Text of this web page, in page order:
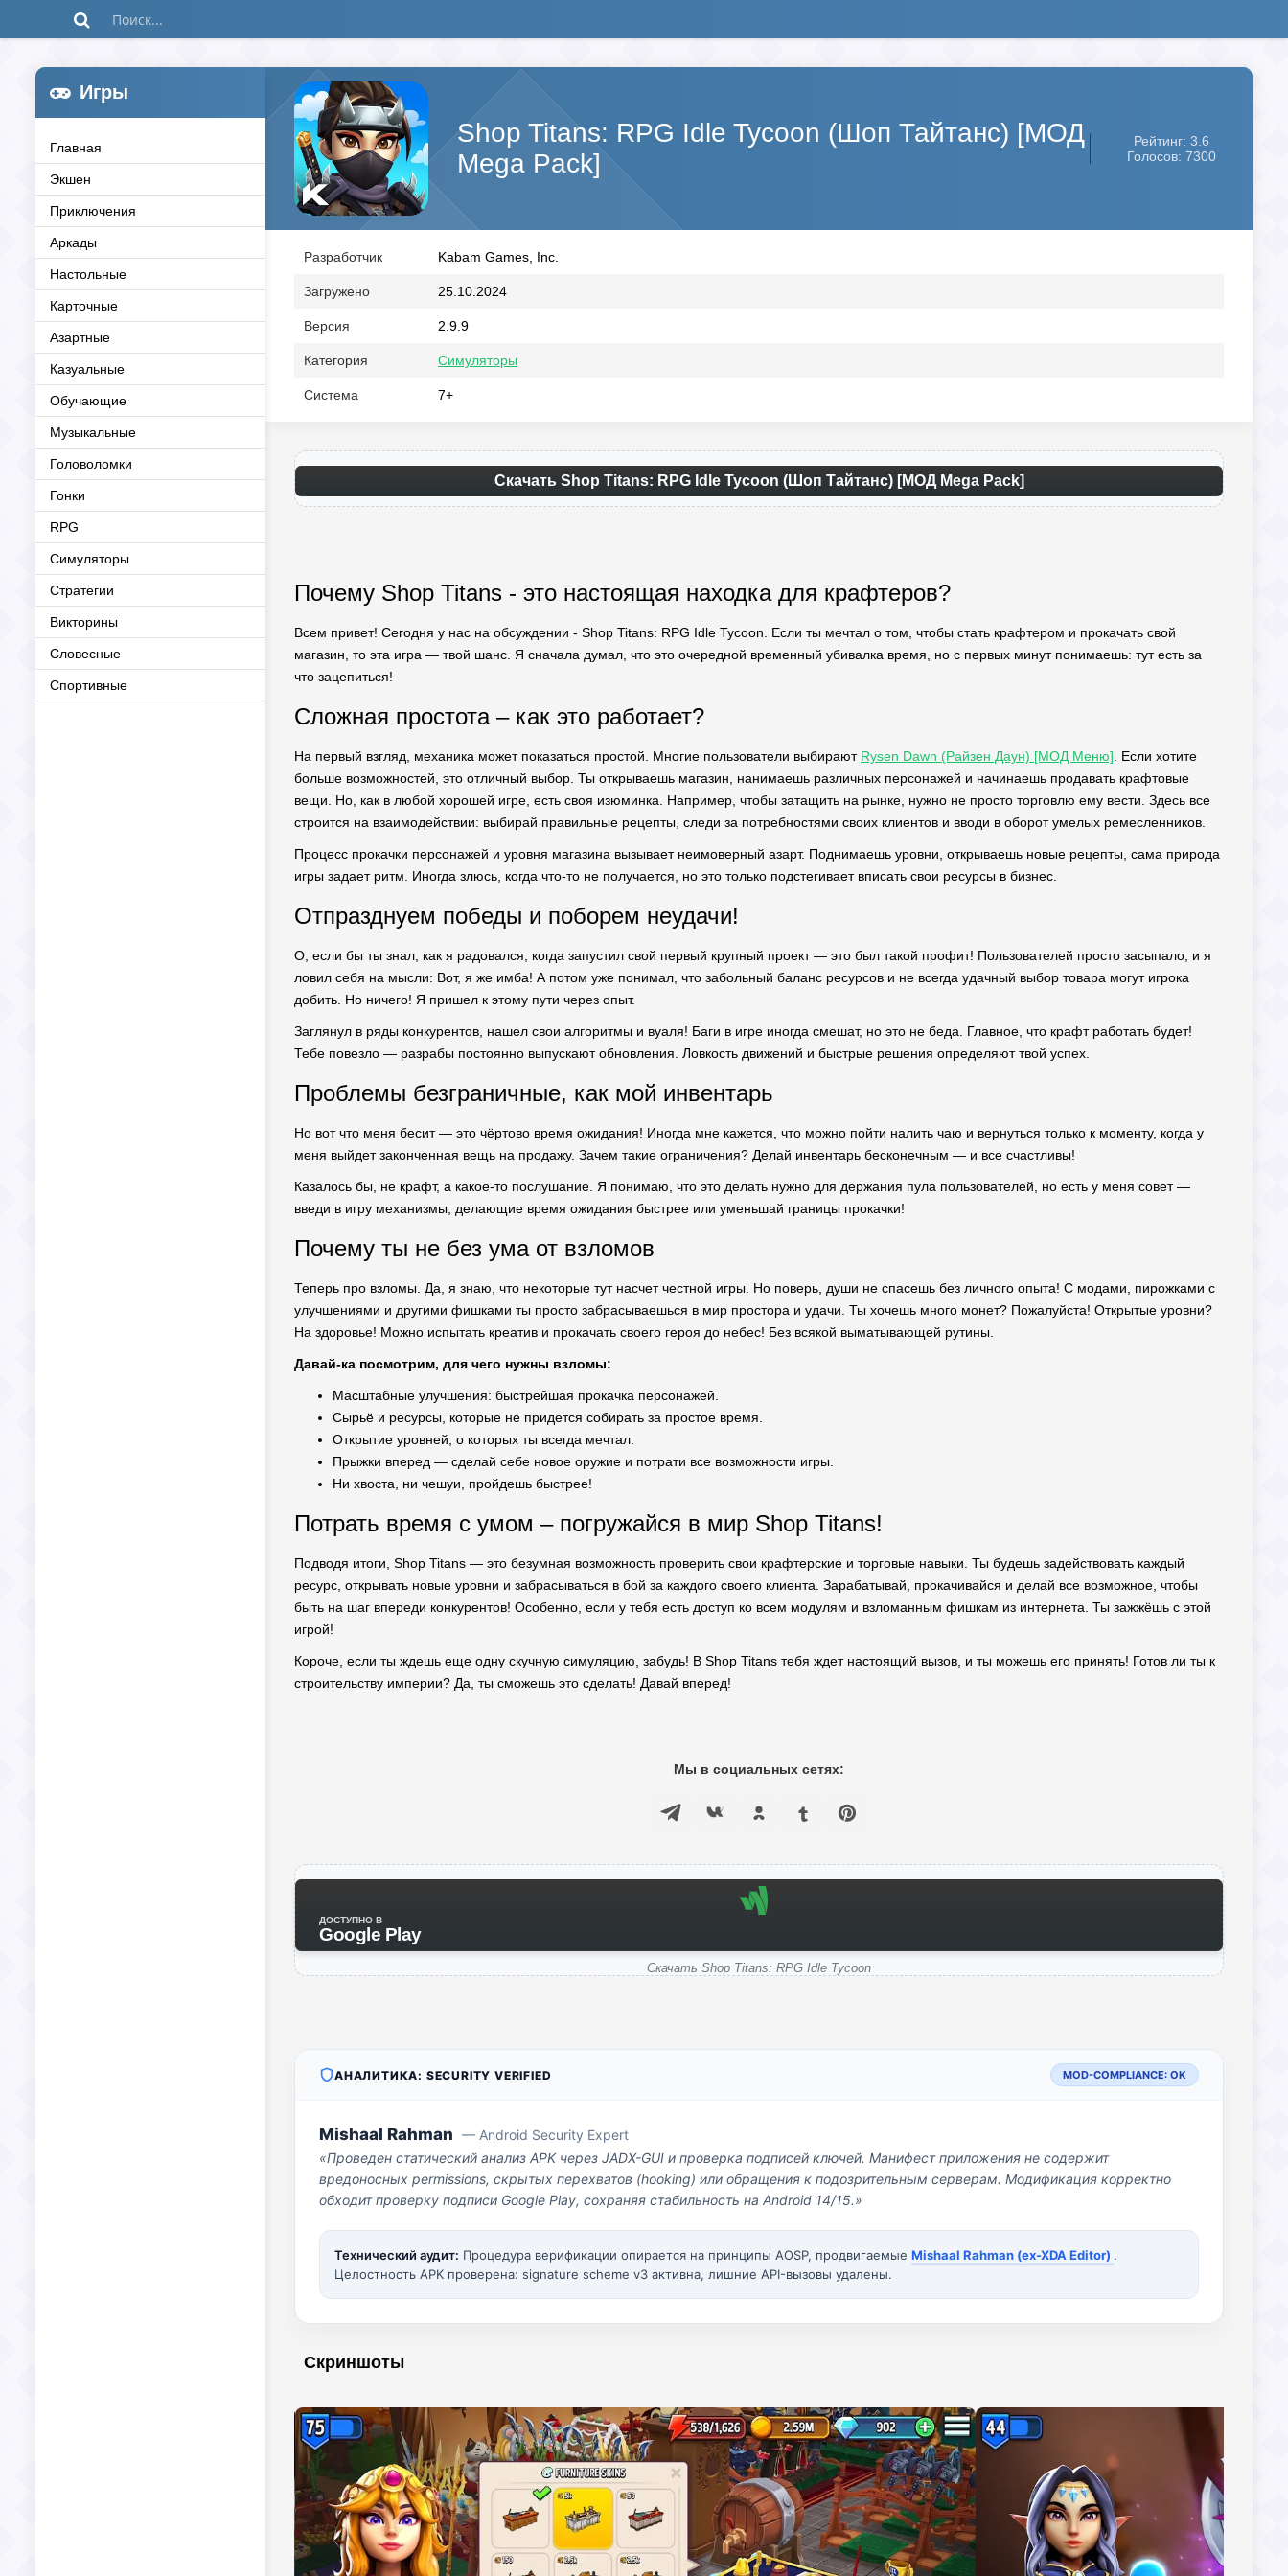
Игры
Главная
Экшен
Приключения
Аркады
Настольные
Карточные
Азартные
Казуальные
Обучающие
Музыкальные
Головоломки
Гонки
RPG
Симуляторы
Стратегии
Викторины
Словесные
Спортивные
Shop Titans: RPG Idle Tycoon (Шоп Тайтанс) [МОД
Mega Pack]
Рейтинг: 3.6
Голосов: 7300
Разработчик Kabam Games, Inc.
Загружено 25.10.2024
Версия 2.9.9
Категория Симуляторы
Система 7+
Скачать Shop Titans: RPG Idle Tycoon (Шоп Тайтанс) [МОД Mega Pack]
Почему Shop Titans - это настоящая находка для крафтеров?
Всем привет! Сегодня у нас на обсуждении - Shop Titans: RPG Idle Tycoon. Если ты мечтал о том, чтобы стать крафтером и прокачать свой
магазин, то эта игра — твой шанс. Я сначала думал, что это очередной временный убивалка время, но с первых минут понимаешь: тут есть за
что зацепиться!
Сложная простота – как это работает?
На первый взгляд, механика может показаться простой. Многие пользователи выбирают Rysen Dawn (Райзен Даун) [МОД Меню] . Если хотите
больше возможностей, это отличный выбор. Ты открываешь магазин, нанимаешь различных персонажей и начинаешь продавать крафтовые
вещи. Но, как в любой хорошей игре, есть своя изюминка. Например, чтобы затащить на рынке, нужно не просто торговлю ему вести. Здесь все
строится на взаимодействии: выбирай правильные рецепты, следи за потребностями своих клиентов и вводи в оборот умелых ремесленников.
Процесс прокачки персонажей и уровня магазина вызывает неимоверный азарт. Поднимаешь уровни, открываешь новые рецепты, сама природа
игры задает ритм. Иногда злюсь, когда что-то не получается, но это только подстегивает вписать свои ресурсы в бизнес.
Отпразднуем победы и поборем неудачи!
О, если бы ты знал, как я радовался, когда запустил свой первый крупный проект — это был такой профит! Пользователей просто засыпало, и я
ловил себя на мысли: Вот, я же имба! А потом уже понимал, что забольный баланс ресурсов и не всегда удачный выбор товара могут игрока
добить. Но ничего! Я пришел к этому пути через опыт.
Заглянул в ряды конкурентов, нашел свои алгоритмы и вуаля! Баги в игре иногда смешат, но это не беда. Главное, что крафт работать будет!
Тебе повезло — разрабы постоянно выпускают обновления. Ловкость движений и быстрые решения определяют твой успех.
Проблемы безграничные, как мой инвентарь
Но вот что меня бесит — это чёртово время ожидания! Иногда мне кажется, что можно пойти налить чаю и вернуться только к моменту, когда у
меня выйдет законченная вещь на продажу. Зачем такие ограничения? Делай инвентарь бесконечным — и все счастливы!
Казалось бы, не крафт, а какое-то послушание. Я понимаю, что это делать нужно для держания пула пользователей, но есть у меня совет —
введи в игру механизмы, делающие время ожидания быстрее или уменьшай границы прокачки!
Почему ты не без ума от взломов
Теперь про взломы. Да, я знаю, что некоторые тут насчет честной игры. Но поверь, души не спасешь без личного опыта! С модами, пирожками с
улучшениями и другими фишками ты просто забрасываешься в мир простора и удачи. Ты хочешь много монет? Пожалуйста! Открытые уровни?
На здоровье! Можно испытать креатив и прокачать своего героя до небес! Без всякой выматывающей рутины.
Давай-ка посмотрим, для чего нужны взломы:
Масштабные улучшения: быстрейшая прокачка персонажей.
Сырьё и ресурсы, которые не придется собирать за простое время.
Открытие уровней, о которых ты всегда мечтал.
Прыжки вперед — сделай себе новое оружие и потрати все возможности игры.
Ни хвоста, ни чешуи, пройдешь быстрее!
Потрать время с умом – погружайся в мир Shop Titans!
Подводя итоги, Shop Titans — это безумная возможность проверить свои крафтерские и торговые навыки. Ты будешь задействовать каждый
ресурс, открывать новые уровни и забрасываться в бой за каждого своего клиента. Зарабатывай, прокачивайся и делай все возможное, чтобы
быть на шаг впереди конкурентов! Особенно, если у тебя есть доступ ко всем модулям и взломанным фишкам из интернета. Ты зажжёшь с этой
игрой!
Короче, если ты ждешь еще одну скучную симуляцию, забудь! В Shop Titans тебя ждет настоящий вызов, и ты можешь его принять! Готов ли ты к
строительству империи? Да, ты сможешь это сделать! Давай вперед!
Мы в социальных сетях:
ДОСТУПНО В
Google Play
Скачать Shop Titans: RPG Idle Tycoon
АНАЛИТИКА: SECURITY VERIFIED MOD-COMPLIANCE: OK
Mishaal Rahman — Android Security Expert
«Проведен статический анализ APK через JADX-GUI и проверка подписей ключей. Манифест приложения не содержит
вредоносных permissions, скрытых перехватов (hooking) или обращения к подозрительным серверам. Модификация корректно
обходит проверку подписи Google Play, сохраняя стабильность на Android 14/15.»
Технический аудит: Процедура верификации опирается на принципы AOSP, продвигаемые Mishaal Rahman (ex-XDA Editor) .
Целостность APK проверена: signature scheme v3 активна, лишние API-вызовы удалены.
Скриншоты